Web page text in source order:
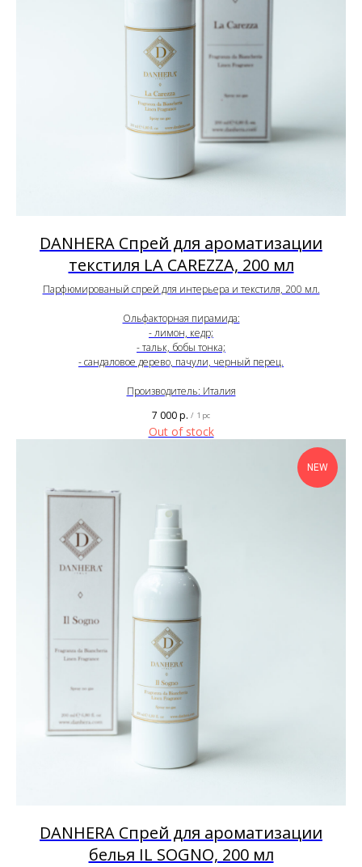
DANHERA Спрей для ароматизации
текстиля LA CAREZZA, 200 мл
Парфюмированый спрей для интерьера и текстиля, 200 мл.
Ольфакторная пирамида:
- лимон, кедр;
- тальк, бобы тонка;
- сандаловое дерево, пачули, черный перец.
Производитель: Италия
7 000р. / 1 pc
Out of stock
NEW
DANHERA Спрей для ароматизации
белья IL SOGNO, 200 мл